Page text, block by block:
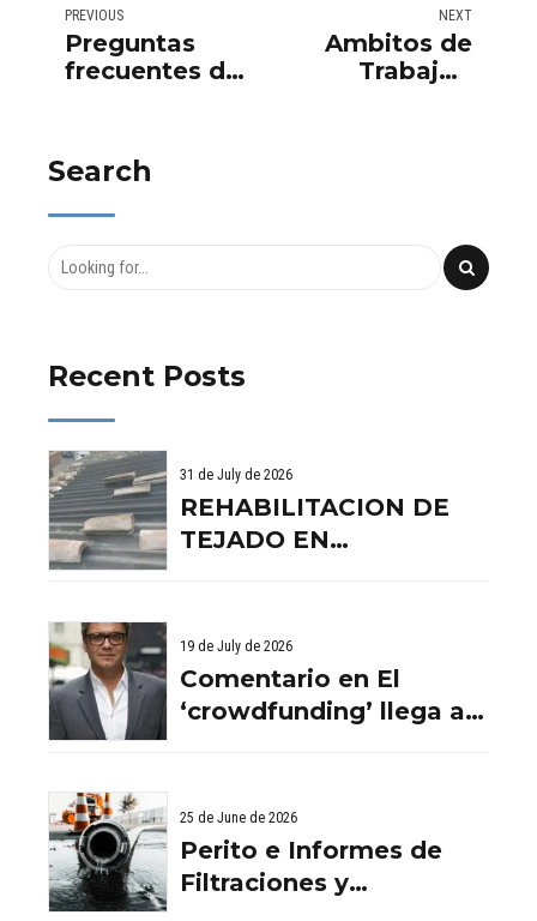
PREVIOUS
Preguntas
frecuentes de
rehabilitaciónes
NEXT
Ambitos de
Trabajo -
Search
Recent Posts
31 de July de 2026
REHABILITACION DE
TEJADO EN
19 de July de 2026
Comentario en El
‘crowdfunding’ llega al
llega al ladrillo por
Comentario en El
‘crowdfunding’ llega al
ladrillo por El
25 de June de 2026
Perito e Informes de
Filtraciones y